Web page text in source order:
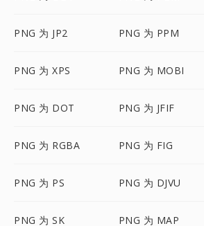
PNG 为 JP2 PNG 为 PPM
PNG 为 XPS PNG 为 MOBI
PNG 为 DOT PNG 为 JFIF
PNG 为 RGBA PNG 为 FIG
PNG 为 PS PNG 为 DJVU
PNG 为 SK PNG 为 MAP